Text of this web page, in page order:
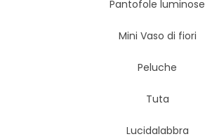
Pantofole luminose
Mini Vaso di fiori
Peluche
Tuta
Lucidalabbra